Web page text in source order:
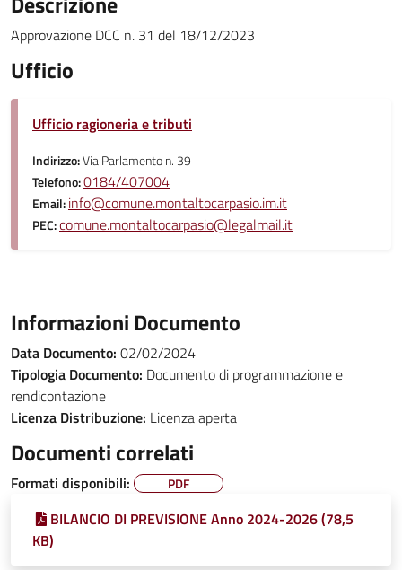
Approvazione DCC n. 31 del 18/12/2023
Ufficio
Ufficio ragioneria e tributi
Indirizzo:Via Parlamento n. 39
Telefono:0184/407004
Email:info@comune.montaltocarpasio.im.it
PEC:comune.montaltocarpasio@legalmail.it
Informazioni Documento
Data Documento: 02/02/2024
Tipologia Documento: Documento di programmazione e
rendicontazione
Licenza Distribuzione: Licenza aperta
Documenti correlati
Formati disponibili: PDF
BILANCIO DI PREVISIONE Anno 2024-2026 (78,5
KB)